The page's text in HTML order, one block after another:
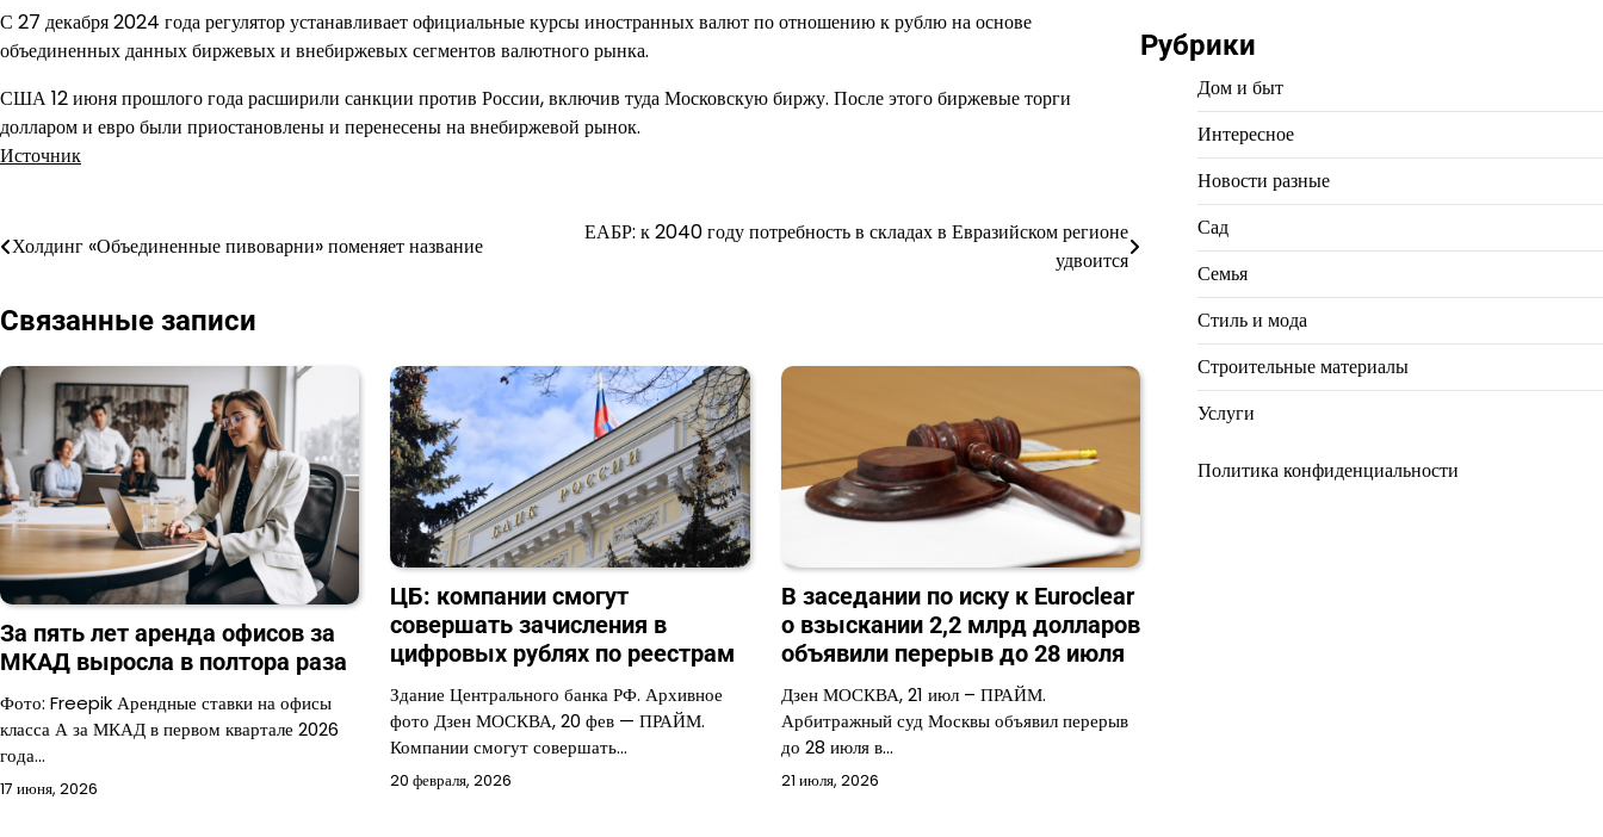
С 27 декабря 2024 года регулятор устанавливает официальные курсы иностранных валют по отношению к рублю на основе
объединенных данных биржевых и внебиржевых сегментов валютного рынка.
США 12 июня прошлого года расширили санкции против России, включив туда Московскую биржу. После этого биржевые торги
долларом и евро были приостановлены и перенесены на внебиржевой рынок.
Источник
Навигация
записям
Холдинг «Объединенные пивоварни» поменяет название
ЕАБР: к 2040 году потребность в складах в Евразийском регионе
удвоится
Связанные записи
За пять лет аренда офисов за
МКАД выросла в полтора раза
Фото: Freepik Арендные ставки на офисы
класса А за МКАД в первом квартале 2026
года…
17 июня, 2026
ЦБ: компании смогут
совершать зачисления в
цифровых рублях по реестрам
Здание Центрального банка РФ. Архивное
фото Дзен МОСКВА, 20 фев — ПРАЙМ.
Компании смогут совершать…
20 февраля, 2026
В заседании по иску к Euroclear
о взыскании 2,2 млрд долларов
объявили перерыв до 28 июля
Дзен МОСКВА, 21 июл – ПРАЙМ.
Арбитражный суд Москвы объявил перерыв
до 28 июля в…
21 июля, 2026
Рубрики
Дом и быт
Интересное
Новости разные
Сад
Семья
Стиль и мода
Строительные материалы
Услуги
Политика конфиденциальности